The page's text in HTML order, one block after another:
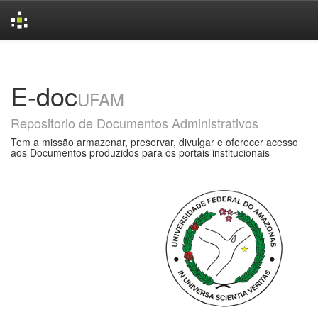
E-docUFAM
Repositorio de Documentos Administrativos
Tem a missão armazenar, preservar, divulgar e oferecer acesso
aos Documentos produzidos para os portais institucionais